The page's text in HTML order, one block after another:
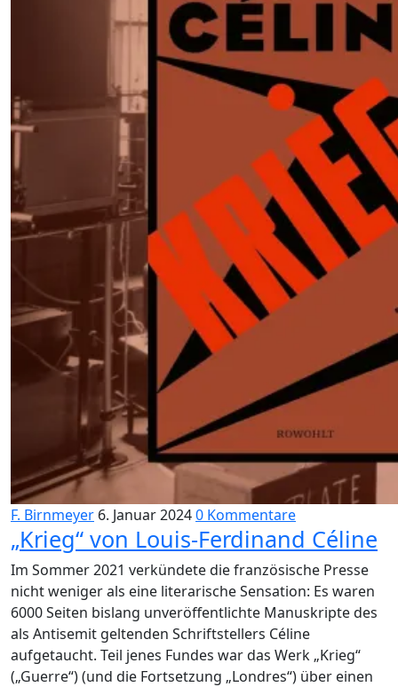
F. Birnmeyer 6. Januar 20240 Kommentare
„Krieg“ von Louis-Ferdinand Céline
Im Sommer 2021 verkündete die französische Presse
nicht weniger als eine literarische Sensation: Es waren
6000 Seiten bislang unveröffentlichte Manuskripte des
als Antisemit geltenden Schriftstellers Céline
aufgetaucht. Teil jenes Fundes war das Werk „Krieg“
(„Guerre“) (und die Fortsetzung „Londres“) über einen